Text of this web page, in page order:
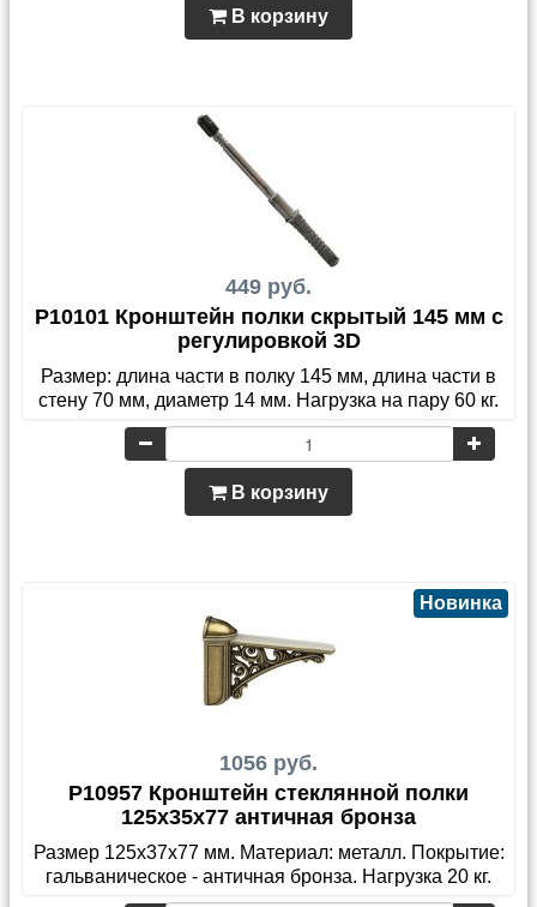
В корзину
449 руб.
P10101 Кронштейн полки скрытый 145 мм с
регулировкой 3D
Размер: длина части в полку 145 мм, длина части в
стену 70 мм, диаметр 14 мм. Нагрузка на пару 60 кг.
В корзину
1056 руб.
Новинка
P10957 Кронштейн стеклянной полки
125х35х77 античная бронза
Размер 125х37х77 мм. Материал: металл. Покрытие:
гальваническое - античная бронза. Нагрузка 20 кг.